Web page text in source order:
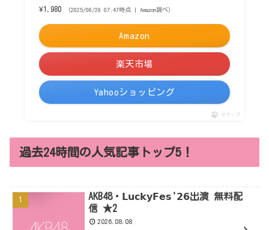
¥1,980
（2025/06/29 07:47時点 | Amazon調べ）
Amazon
楽天市場
Yahooショッピング
ポチップ
過去24時間の人気記事トップ5！
AKB48・𝗟𝘂𝗰𝗸𝘆𝗙𝗲𝘀'𝟮𝟲出演 無料配
信 ★2
2026.08.08